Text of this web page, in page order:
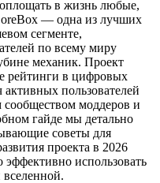
в жизнь любые,
— одна из лучших
сегменте,
по всему миру
механик. Проект
рейтинги в цифровых
активных пользователей
моддеров и
гайде мы детально
советы для
проекта в 2026
использовать